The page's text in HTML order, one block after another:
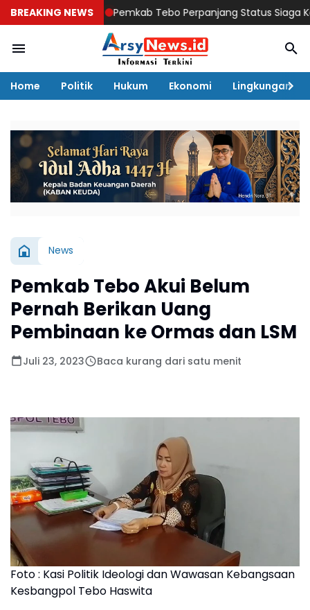
BREAKING NEWSPemkab Tebo Perpanjang Status Siaga Karhutla
Home Politik Hukum Ekonomi Lingkungan
News
Pemkab Tebo Akui Belum
Pernah Berikan Uang
Pembinaan ke Ormas dan LSM
Juli 23, 2023 Baca kurang dari satu menit
Foto : Kasi Politik Ideologi dan Wawasan Kebangsaan
Kesbangpol Tebo Haswita